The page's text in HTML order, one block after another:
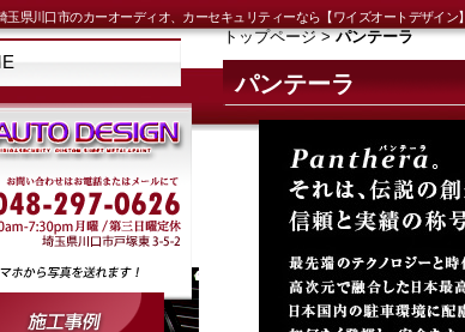
玉県川口市のカーオーディオ、カーセキュリティーなら【ワイズオートデザイン】
トップページ>パンテーラ
パンテーラ